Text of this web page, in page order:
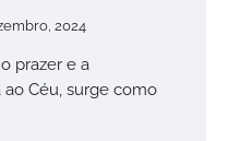
2024
prazer e a
Céu, surge como